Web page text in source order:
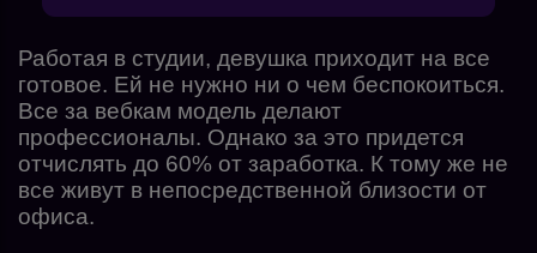
Работая в студии, девушка приходит на все
готовое. Ей не нужно ни о чем беспокоиться.
Все за вебкам модель делают
профессионалы. Однако за это придется
отчислять до 60% от заработка. К тому же не
все живут в непосредственной близости от
офиса.